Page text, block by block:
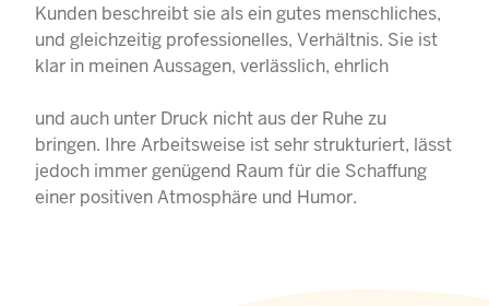
Kunden beschreibt sie als ein gutes menschliches,
und gleichzeitig professionelles, Verhältnis. Sie ist
klar in meinen Aussagen, verlässlich, ehrlich
und auch unter Druck nicht aus der Ruhe zu
bringen. Ihre Arbeitsweise ist sehr strukturiert, lässt
jedoch immer genügend Raum für die Schaffung
einer positiven Atmosphäre und Humor.